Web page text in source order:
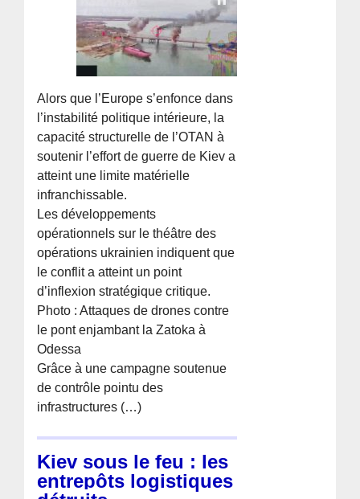
Alors que l’Europe s’enfonce dans
l’instabilité politique intérieure, la
capacité structurelle de l’OTAN à
soutenir l’effort de guerre de Kiev a
atteint une limite matérielle
infranchissable.
Les développements
opérationnels sur le théâtre des
opérations ukrainien indiquent que
le conflit a atteint un point
d’inflexion stratégique critique.
Photo : Attaques de drones contre
le pont enjambant la Zatoka à
Odessa
Grâce à une campagne soutenue
de contrôle pointu des
infrastructures (…)
Kiev sous le feu : les
entrepôts logistiques